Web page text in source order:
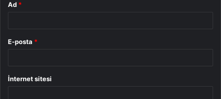
Ad *
E-posta *
İnternet sitesi